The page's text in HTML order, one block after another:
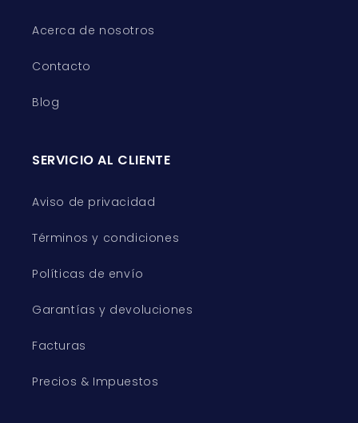
Acerca de nosotros
Contacto
Blog
SERVICIO AL CLIENTE
Aviso de privacidad
Términos y condiciones
Políticas de envío
Garantías y devoluciones
Facturas
Precios & Impuestos